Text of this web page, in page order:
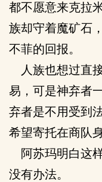
都不愿意来克拉
族却守着魔矿石
不菲的回报。
人族也想过直
易，可是神弃者
弃者是不用受到
希望寄托在商队身
阿苏玛明白这
没有办法。